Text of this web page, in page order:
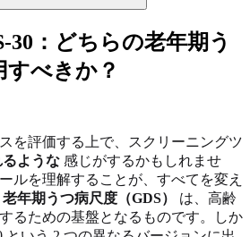
30：どちらの老年期う
すべきか？
を評価する上で、スクリーニングツ
ような 感じがするかもしれませ
ルを理解することが、すべてを変え
老年期うつ病尺度（GDS）
は、高齢
るための基盤となるものです。しか